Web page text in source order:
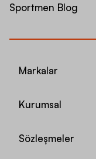
Sportmen Blog
Markalar
Kurumsal
Sözleşmeler